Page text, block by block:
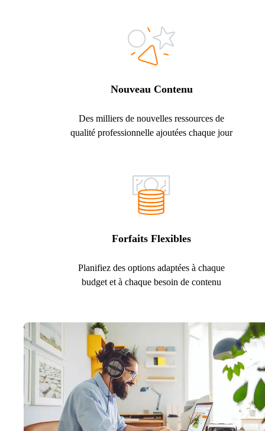
Nouveau Contenu
Des milliers de nouvelles ressources de
qualité professionnelle ajoutées chaque jour
Forfaits Flexibles
Planifiez des options adaptées à chaque
budget et à chaque besoin de contenu